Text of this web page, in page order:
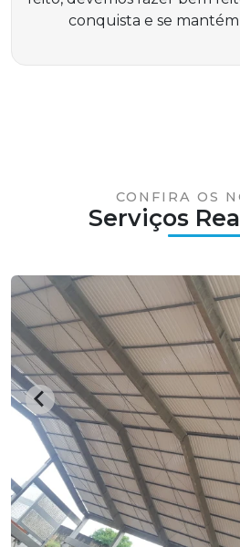
conquista e se mantém
CONFIRA OS
Serviços